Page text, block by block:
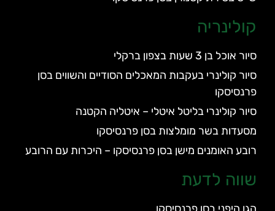
קולינריה
סיור אוכל בן 3 שעות בצפון ברקלי
סיור קולינרי בעקבות המאכלים הסודיים והשווים בסן
פרנסיסקו
סיור קולינרי בליטל איטלי – איטליה הקטנה
מסעדות בשר מומלצות בסן פרנסיסקו
רובע האומנים מישן בסן פרנסיסקו – היכרות עם הרובע
שווה לדעת